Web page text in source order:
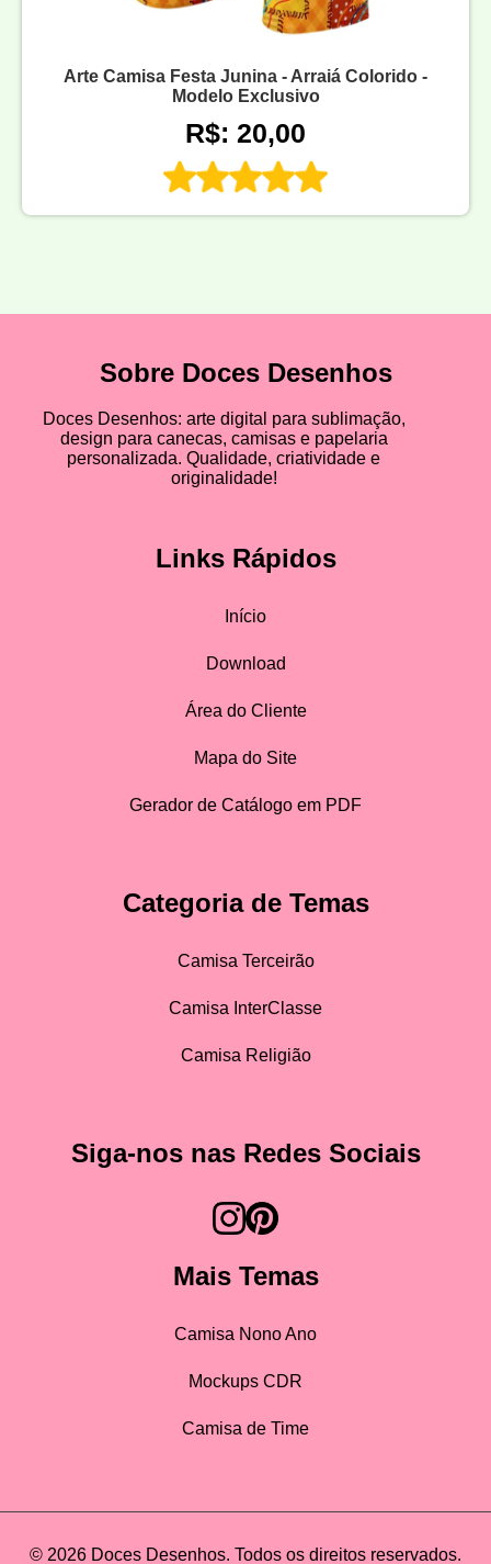
Arte Camisa Festa Junina - Arraiá Colorido -
Modelo Exclusivo
R$: 20,00
Sobre Doces Desenhos
Doces Desenhos: arte digital para sublimação,
design para canecas, camisas e papelaria
personalizada. Qualidade, criatividade e
originalidade!
Links Rápidos
Início
Download
Área do Cliente
Mapa do Site
Gerador de Catálogo em PDF
Categoria de Temas
Camisa Terceirão
Camisa InterClasse
Camisa Religião
Siga-nos nas Redes Sociais
Mais Temas
Camisa Nono Ano
Mockups CDR
Camisa de Time
© 2026 Doces Desenhos. Todos os direitos reservados.